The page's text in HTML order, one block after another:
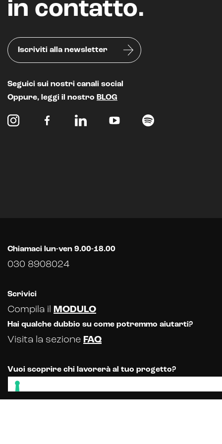
Analisi predittiva
Realtà Aumentata
Metaverso
in contatto.
Iscriviti alla newsletter
Seguici sui nostri canali social
Oppure, leggi il nostro BLOG
Chiamaci lun-ven 9.00-18.00
030 8908024
Scrivici
Compila il MODULO
Hai qualche dubbio su come potremmo aiutarti?
Visita la sezione FAQ
Vuoi scoprire chi lavorerà al tuo progetto?
Scopri il